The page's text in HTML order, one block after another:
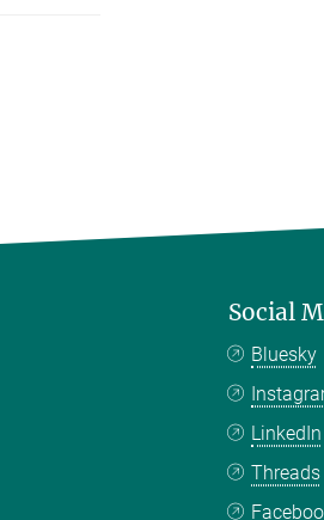
Social
Bluesky
LinkedIn
Threads